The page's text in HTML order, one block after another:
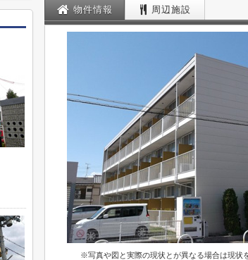
物件情報 周辺施設
※写真や図と実際の現状とが異なる場合は現状